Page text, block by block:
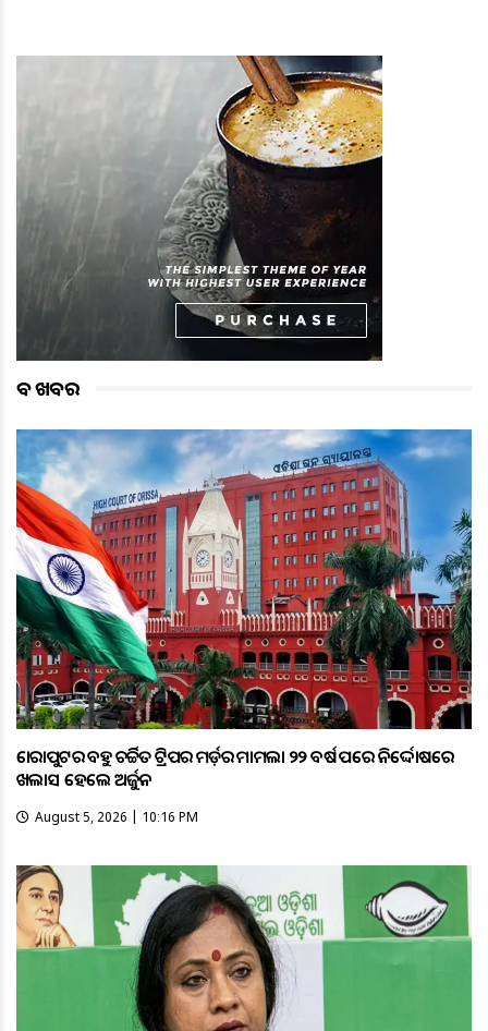
ବଡ ଖବର
କୋରାପୁଟର ବହୁ ଚର୍ଚ୍ଚିତ ଟ୍ରିପର ମର୍ଡ଼ର ମାମଲା ୨୨ ବର୍ଷ ପରେ ନିର୍ଦ୍ଦୋଷରେ
ଖଲାସ ହେଲେ ଅର୍ଜୁନ
August 5, 2026 | 10:16 PM